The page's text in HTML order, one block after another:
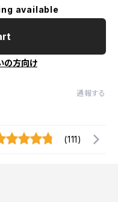
available
の方向け
通報する
(111)